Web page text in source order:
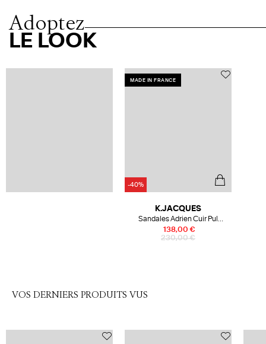
Adoptez
LE LOOK
MADE IN FRANCE
-40%
230,00 €
138,00 €
K.JACQUES
Sandales Adrien Cuir Pul
Naturel
VOS DERNIERS PRODUITS VUS